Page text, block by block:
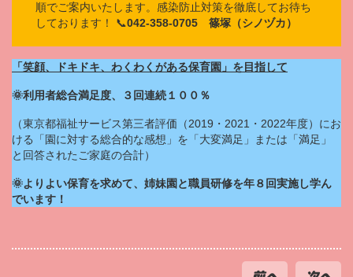
順でご案内いたします。感染防止対策を徹底してお待ち
しております！ 📞042-358-0705 篠塚（シノヅカ）
「笑顔、ドキドキ、わくわくがある保育園」を目指して
🌞利用者総合満足度、３回連続１００％
（東京都福祉サービス第三者評価（2019・2021・2022年度）にお
ける「園に対する総合的な感想」を「大変満足」または「満足」
と回答されたご家庭の合計）
🌞よりよい保育を求めて、姉妹園と職員研修を年８回実施し学ん
でいます！